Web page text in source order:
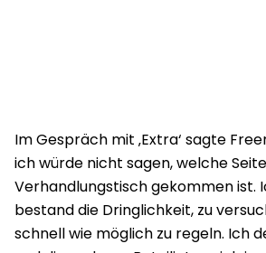
Im Gespräch mit ‚Extra‘ sagte
ich würde nicht sagen, welche
Verhandlungstisch gekommen ist.
bestand die Dringlichkeit, zu
schnell wie möglich zu regeln. Ich